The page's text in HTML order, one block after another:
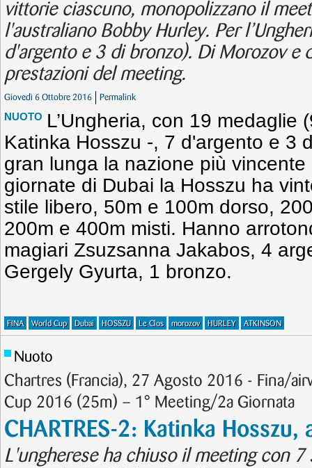
vittorie ciascuno, monopolizzano il
l'australiano Bobby Hurley. Per
d'argento e 3 di bronzo). Di Morozov e
prestazioni del meeting.
Giovedì 6 Ottobre 2016 Permalink
NUOTO L’Ungheria, con 19 medaglie
Katinka Hosszu -, 7 d'argento e 3
gran lunga la nazione più
giornate di Dubai la Hosszu ha
stile libero, 50m e 100m dorso,
200m e 400m misti. Hanno
magiari Zsuzsanna Jakabos, 4
Gergely Gyurta, 1 bronzo.
FINA World Cup Dubai HOSSZU Le Clos morozov HURLEY ATKINSON
Nuoto
Chartres (Francia), 27 Agosto 2016 - Fina/
Cup 2016 (25m) – 1° Meeting/2a Giornata
CHARTRES-2: Katinka
L'ungherese ha chiuso il meeting con 7